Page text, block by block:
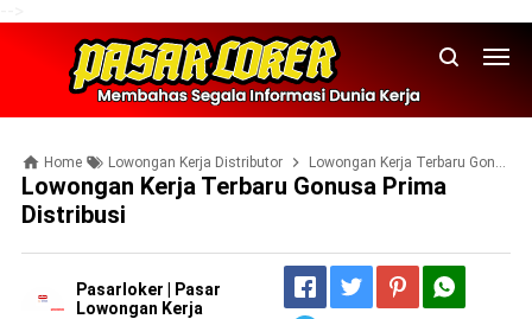
Home Lowongan Kerja Distributor Lowongan Kerja Terbaru Gonusa Prima Distribusi
Lowongan Kerja Terbaru Gonusa Prima
Distribusi
Pasarloker | Pasar
Lowongan Kerja